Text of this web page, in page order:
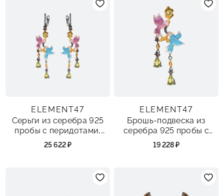
ELEMENT47
Серьги из серебра 925
пробы с перидотами,
цитринами,
раухтопазами и эмалью
25 622 ₽
ELEMENT47
Брошь-подвеска из
серебра 925 пробы с
перидотами, цитринами,
раухтопазами и эмалью
19 228 ₽